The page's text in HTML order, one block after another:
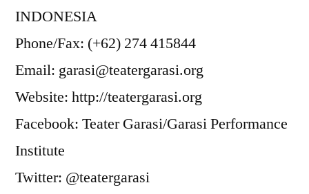
INDONESIA
Phone/Fax: (+62) 274 415844
Email: garasi@teatergarasi.org
Website: http://teatergarasi.org
Facebook: Teater Garasi/Garasi Performance
Institute
Twitter: @teatergarasi